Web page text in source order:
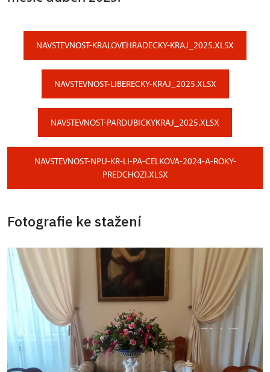
NAVSTEVNOST-KRALOVEHRADECKY-KRAJ_2025.XLSX
NAVSTEVNOST-LIBERECKY-KRAJ_2025.XLSX
NAVSTEVNOST-PARDUBICKYKRAJ_2025.XLSX
NAVSTEVNOST-NPU-KR-LI-PA-CELKOVA-2024-A-ROKY-
PREDCHOZI.XLSX
Fotografie ke stažení